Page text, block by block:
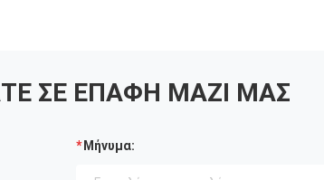
ΣΕ ΕΠΑΦΉ ΜΑΖΊ ΜΑΣ
Μήνυμα: